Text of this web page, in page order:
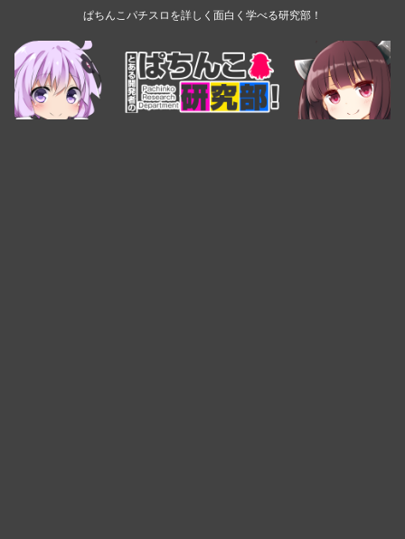
ぱちんこパチスロを詳しく面白く学べる研究部！